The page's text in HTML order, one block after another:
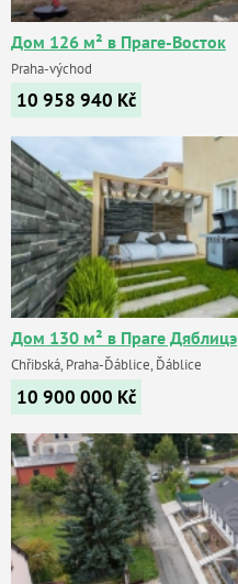
Дом 126 м² в Праге-Восток
Praha-východ
10 958 940 Kč
Дом 130 м² в Праге Дяблицэ
Chřibská, Praha-Ďáblice, Ďáblice
10 900 000 Kč